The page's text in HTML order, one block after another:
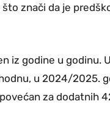
znači da je
iz godine u godinu.
u 2024/2025.
za dodatnih